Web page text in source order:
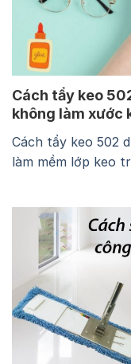
Cách tẩy keo
không làm xước
Cách tẩy keo 502
làm mềm lớp keo
chống UV, chống